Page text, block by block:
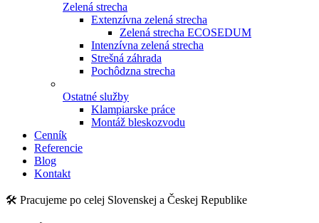
Zelená strecha
Extenzívna zelená strecha
Zelená strecha ECOSEDUM
Intenzívna zelená strecha
Strešná záhrada
Pochôdzna strecha
Ostatné služby
Klampiarske práce
Montáž bleskozvodu
Cenník
Referencie
Blog
Kontakt
🛠️ Pracujeme po celej Slovenskej a Českej Republike